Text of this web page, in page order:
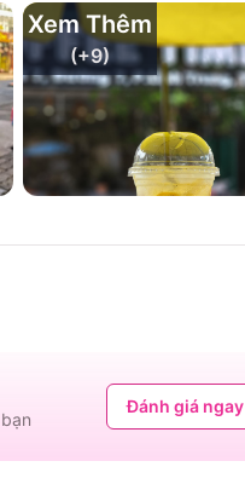
Xem Thêm
(+9)
Đánh giá ngay